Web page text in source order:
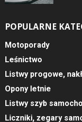
POPULARNE
Motoporady
Leśnictwo
Listwy progowe,
Opony letnie
Listwy szyb
Liczniki, zegary